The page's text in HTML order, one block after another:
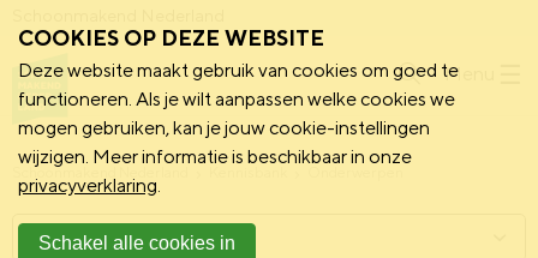
Menu
Schoonmakend Nederland
Menu
COOKIES OP DEZE WEBSITE
Deze website maakt gebruik van cookies om goed te
functioneren. Als je wilt aanpassen welke cookies we
mogen gebruiken, kan je jouw cookie-instellingen
wijzigen. Meer informatie is beschikbaar in onze
privacyverklaring.
Schakel alle cookies in